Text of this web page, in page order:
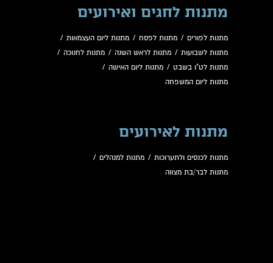
מתנות לחגים ואירועים
מתנות לפורים / מתנות לפסח / מתנות ליום העצמאות /
מתנות לשבועות / מתנות לראש השנה / מתנות לחנוכה /
מתנות לט"ו בשבט / מתנות ליום האישה /
מתנות ליום המשפחה
מתנות לאירועים
מתנות לכנסים ולתערוכות / מתנות למנהלים /
מתנות לבר/בת מצווה